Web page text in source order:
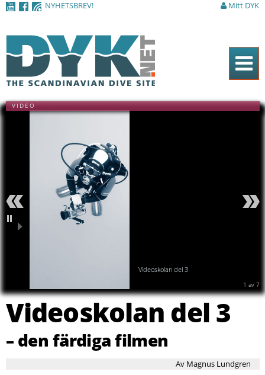
NYHETSBREV! Mitt DYK
Hem
Tidningen
DYK Guiden
Shop
VIDEO
Videoskolan del 3
Tidsförlängande klipp är möjligt om man filmar från olika vinklar och genom
Föregående
2 av 7
Videoskolan del 3
– den färdiga filmen
Av Magnus Lundgren